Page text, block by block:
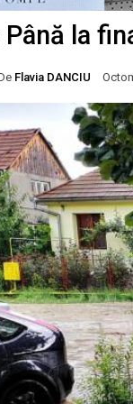
la
Flavia DANCIU